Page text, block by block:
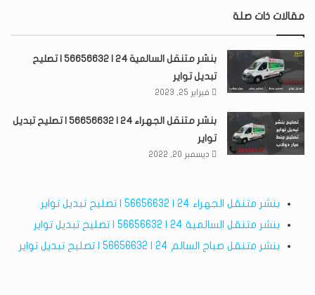
مقالات ذات صلة
بنشر متنقل السالمية 24 | 56656632 | تصليح
تبديل تواير
فبراير 25, 2023
بنشر متنقل الجهراء 24 | 56656632 | تصليح تبديل
تواير
ديسمبر 20, 2022
بنشر متنقل الجهراء 24 | 56656632 | تصليح تبديل تواير
بنشر متنقل السالمية 24 | 56656632 | تصليح تبديل تواير
بنشر متنقل صباح السالم 24 | 56656632 | تصليح تبديل تواير